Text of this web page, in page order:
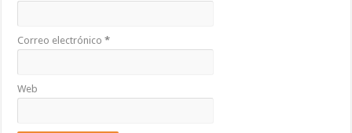
Correo electrónico*
Web